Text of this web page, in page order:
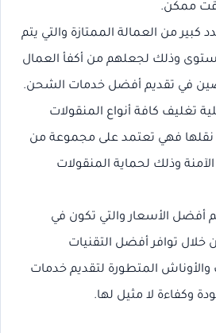
ممكن.
كبير من العمالة الممتازة والتي يتم
وذلك لجعلهم من أكفأ العمال
في تقديم أفضل خدمات الشحن.
تغليف كافة أنواع المنقولات
نقلها فهي تعتمد على مجموعة من
وذلك لحماية المنقولات
أفضل الأسعار والتي تكون في
خلال توافر أفضل التقنيات
والأوناش المتطورة لتقديم خدمات
وكفاءة لا مثيل لها.